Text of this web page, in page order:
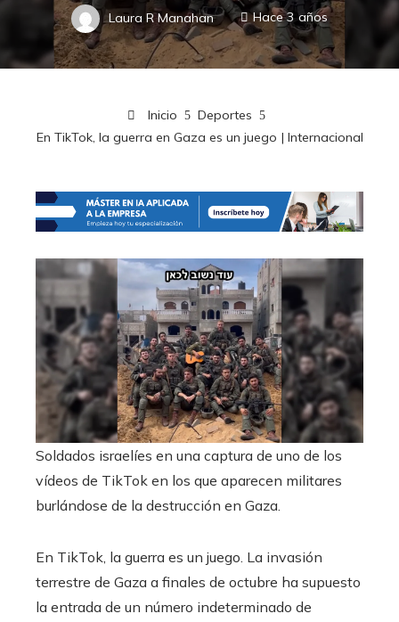
Laura R Manahan Hace 3 años
Inicio
Deportes
En TikTok, la guerra en Gaza es un juego | Internacional
Soldados israelíes en una captura de uno de los
vídeos de TikTok en los que aparecen militares
burlándose de la destrucción en Gaza.
En TikTok, la guerra es un juego. La invasión
terrestre de Gaza a finales de octubre ha supuesto
la entrada de un número indeterminado de